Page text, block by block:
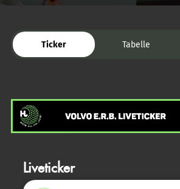
Ticker Tabelle
Liveticker